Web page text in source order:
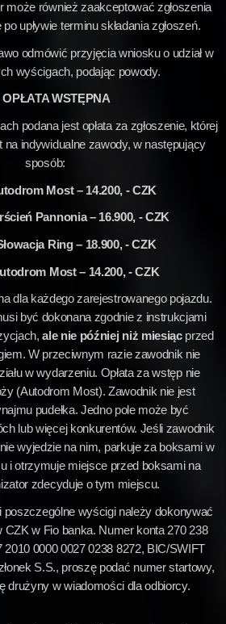
może również zaakceptować zgłoszenia
upływie terminu składania zgłoszeń.
odmówić przyjęcia wniosku o udział w
wyścigach, podając powody.
OPŁATA WSTĘPNA
podana jest opłata za zgłoszenie, której
indywidualne zawody, w następujący
sposób:
Most – 14.200, - CZK
Pannonia – 16.900, - CZK
Ring – 18.900, - CZK
Most – 14.200, - CZK
dla każdego zarejestrowanego pojazdu.
być dokonana zgodnie z instrukcjami
ale nie później niż miesiącprzed
W przeciwnym razie zawodnik nie
w wydarzeniu. Opłata za wstęp nie
(Autodrom Most). Zawodnik nie jest
pudełka. Jedno pole może być
lub więcej konkurentów. Jeśli zawodnik
wyjedzie na nim, parkuje za boksami w
i otrzymuje miejsce przed boksami na
zdecyduje o tym miejscu.
i poszczególne wyścigi należy dokonywać
CZK w Fio banka. Numer konta 270 238
0000 0027 0238 8272, BIC/SWIFT
S.S., proszę podać numer startowy,
drużyny w wiadomości dla odbiorcy.